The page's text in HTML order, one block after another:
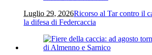
Luglio 29, 2026Ricorso al Tar contro il
la difesa di Federcaccia